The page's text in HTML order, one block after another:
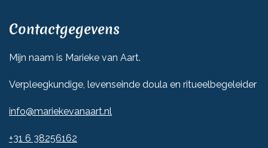
Contactgegevens
Mijn naam is Marieke van Aart.
Verpleegkundige, levenseinde doula en ritueelbegeleider
info@mariekevanaart.nl
+31 6 38256162